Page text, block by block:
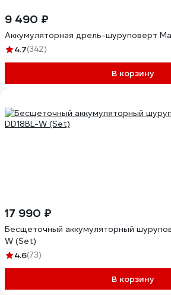
9 490 ₽
Аккумуляторная дрель-шуруповерт
4.7(342)
В корзину
17 990 ₽
Бесщеточный аккумуляторный
W (Set)
4.6(73)
В корзину